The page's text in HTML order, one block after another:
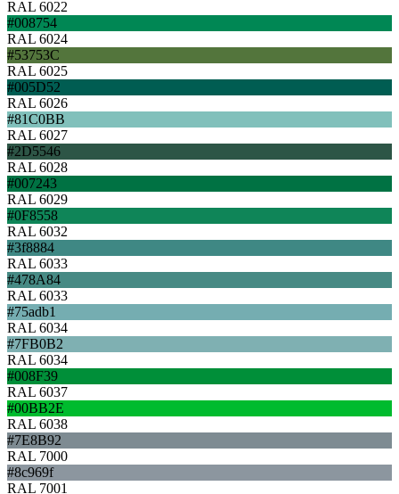
RAL 6022
#008754
RAL 6024
#53753C
RAL 6025
#005D52
RAL 6026
#81C0BB
RAL 6027
#2D5546
RAL 6028
#007243
RAL 6029
#0F8558
RAL 6032
#3f8884
RAL 6033
#478A84
RAL 6033
#75adb1
RAL 6034
#7FB0B2
RAL 6034
#008F39
RAL 6037
#00BB2E
RAL 6038
#7E8B92
RAL 7000
#8c969f
RAL 7001